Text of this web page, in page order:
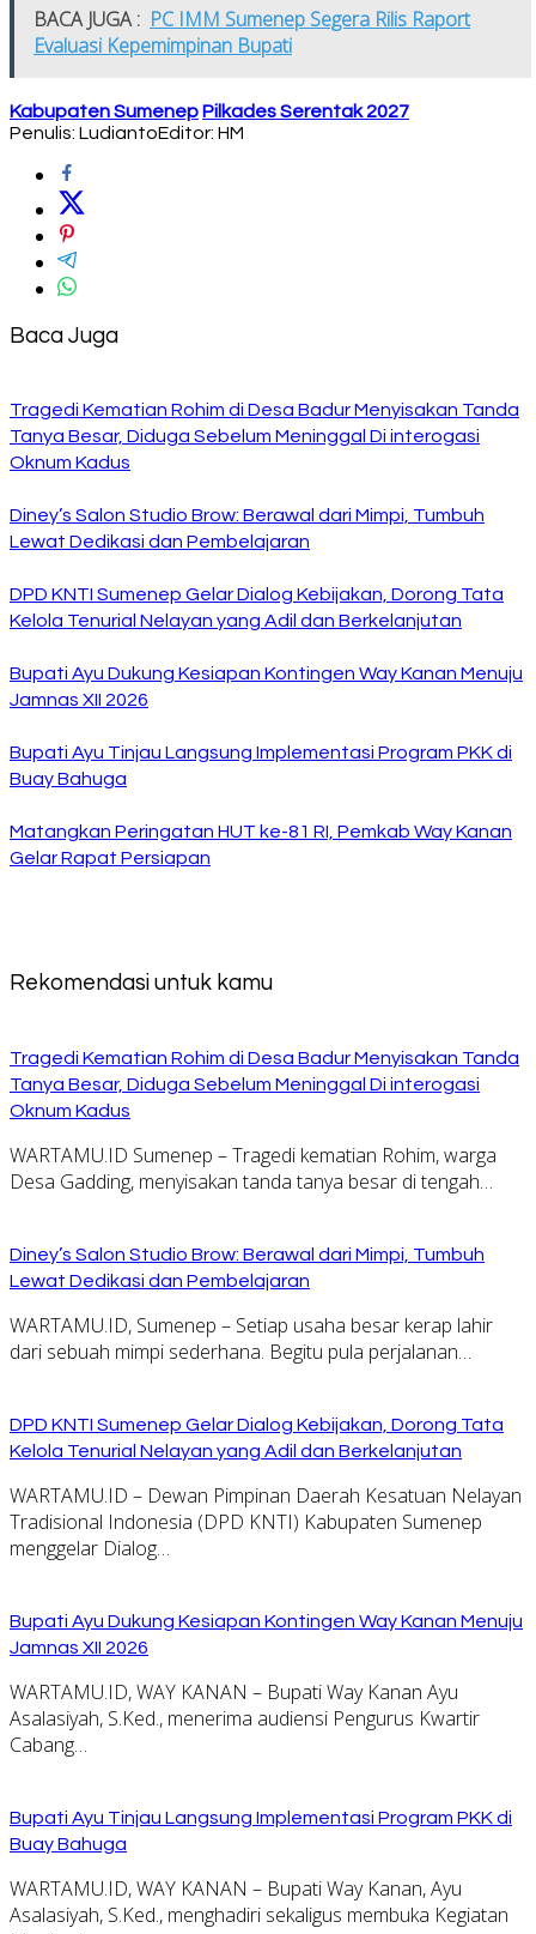
BACA JUGA : PC IMM Sumenep Segera Rilis Raport
Evaluasi Kepemimpinan Bupati
Kabupaten Sumenep Pilkades Serentak 2027
Penulis: LudiantoEditor: HM
Baca Juga
Tragedi Kematian Rohim di Desa Badur Menyisakan Tanda
Tanya Besar, Diduga Sebelum Meninggal Di interogasi
Oknum Kadus
Diney’s Salon Studio Brow: Berawal dari Mimpi, Tumbuh
Lewat Dedikasi dan Pembelajaran
DPD KNTI Sumenep Gelar Dialog Kebijakan, Dorong Tata
Kelola Tenurial Nelayan yang Adil dan Berkelanjutan
Bupati Ayu Dukung Kesiapan Kontingen Way Kanan Menuju
Jamnas XII 2026
Bupati Ayu Tinjau Langsung Implementasi Program PKK di
Buay Bahuga
Matangkan Peringatan HUT ke-81 RI, Pemkab Way Kanan
Gelar Rapat Persiapan
Rekomendasi untuk kamu
Tragedi Kematian Rohim di Desa Badur Menyisakan Tanda
Tanya Besar, Diduga Sebelum Meninggal Di interogasi
Oknum Kadus
WARTAMU.ID Sumenep – Tragedi kematian Rohim, warga
Desa Gadding, menyisakan tanda tanya besar di tengah…
Diney’s Salon Studio Brow: Berawal dari Mimpi, Tumbuh
Lewat Dedikasi dan Pembelajaran
WARTAMU.ID, Sumenep – Setiap usaha besar kerap lahir
dari sebuah mimpi sederhana. Begitu pula perjalanan…
DPD KNTI Sumenep Gelar Dialog Kebijakan, Dorong Tata
Kelola Tenurial Nelayan yang Adil dan Berkelanjutan
WARTAMU.ID – Dewan Pimpinan Daerah Kesatuan Nelayan
Tradisional Indonesia (DPD KNTI) Kabupaten Sumenep
menggelar Dialog…
Bupati Ayu Dukung Kesiapan Kontingen Way Kanan Menuju
Jamnas XII 2026
WARTAMU.ID, WAY KANAN – Bupati Way Kanan Ayu
Asalasiyah, S.Ked., menerima audiensi Pengurus Kwartir
Cabang…
Bupati Ayu Tinjau Langsung Implementasi Program PKK di
Buay Bahuga
WARTAMU.ID, WAY KANAN – Bupati Way Kanan, Ayu
Asalasiyah, S.Ked., menghadiri sekaligus membuka Kegiatan